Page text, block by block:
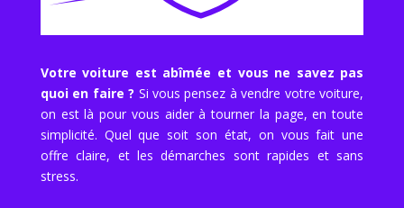
Votre voiture est abîmée et vous ne savez pas
quoi en faire ? Si vous pensez à vendre votre voiture,
on est là pour vous aider à tourner la page, en toute
simplicité. Quel que soit son état, on vous fait une
offre claire, et les démarches sont rapides et sans
stress.